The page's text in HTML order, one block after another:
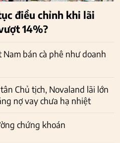
điều chỉnh khi lãi
14%?
bán cà phê như doanh
Chủ tịch, Novaland lãi lớn
nợ vay chưa hạ nhiệt
chứng khoán